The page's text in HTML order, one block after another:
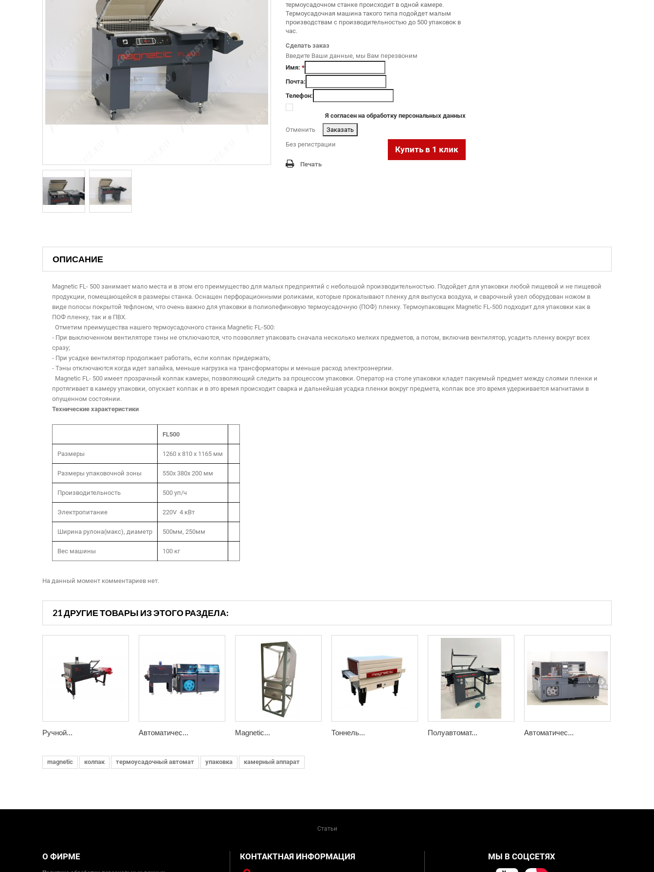
термоусадочном станке происходит в одной камере.
Термоусадочная машина такого типа подойдет малым
производствам с производительностью до 500 упаковок в
час.
Сделать заказ
Введите Ваши данные, мы Вам перезвоним
Имя: *
Почта:
Телефон:
Я согласен на обработку персональных данных
Отменить
.
Купить в 1 клик
Без регистрации
Печать
ОПИСАНИЕ
Magnetic FL- 500 занимает мало места и в этом его преимущество для малых предприятий с небольшой производительностью. Подойдет для упаковки любой пищевой и не пищевой
продукции, помещающейся в размеры станка. Оснащен перфорационными роликами, которые прокалывают пленку для выпуска воздуха, и сварочный узел оборудован ножом в
виде полосы покрытой тефлоном, что очень важно для упаковки в полиолефиновую термоусадочную (ПОФ) пленку. Термоупаковщик Magnetic FL-500 подходит для упаковки как в
ПОФ пленку, так и в ПВХ.
Отметим преимущества нашего термоусадочного станка Magnetic FL-500:
- При выключенном вентиляторе тэны не отключаются, что позволяет упаковать сначала несколько мелких предметов, а потом, включив вентилятор, усадить пленку вокруг всех
сразу;
- При усадке вентилятор продолжает работать, если колпак придержать;
- Тэны отключаются когда идет запайка, меньше нагрузка на трансформаторы и меньше расход электроэнергии.
Magnetic FL- 500 имеет прозрачный колпак камеры, позволяющий следить за процессом упаковки. Оператор на столе упаковки кладет пакуемый предмет между слоями пленки и
протягивает в камеру упаковки, опускает колпак и в это время происходит сварка и дальнейшая усадка пленки вокруг предмета, колпак все это время удерживается магнитами в
опущенном состоянии.
Технические характеристики
FL500
Размеры 1260 х 810 х 1165 мм
Размеры упаковочной зоны 550x 380x 200 мм
Производительность 500 уп/ч
Электропитание 220V 4 кВт
Ширина рулона(макс), диаметр 500мм, 250мм
Вес машины 100 кг
На данный момент комментариев нет.
21 ДРУГИЕ ТОВАРЫ ИЗ ЭТОГО РАЗДЕЛА:
Ручной... Автоматичес... Magnetic... Тоннель... Полуавтомат... Автоматичес...
magnetic колпак термоусадочный автомат упаковка камерный аппарат
Статьи
О ФИРМЕ КОНТАКТНАЯ ИНФОРМАЦИЯ МЫ В СОЦСЕТЯХ